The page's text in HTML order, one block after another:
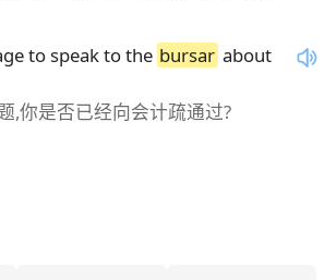
to speak to the bursar about
,你是否已经向会计疏通过?